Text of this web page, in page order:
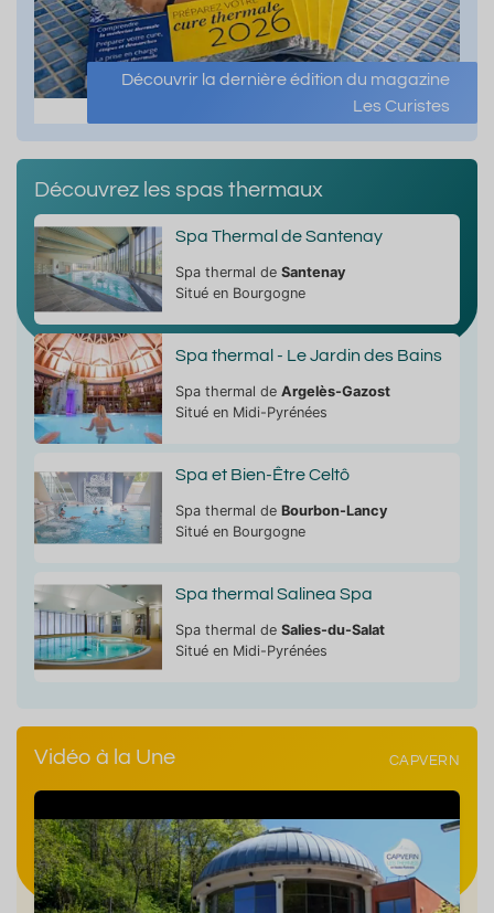
Découvrir la dernière édition du magazine
Les Curistes
Découvrez les spas thermaux
Spa Thermal de Santenay
Spa thermal de Santenay
Situé en Bourgogne
Spa thermal - Le Jardin des Bains
Spa thermal de Argelès-Gazost
Situé en Midi-Pyrénées
Spa et Bien-Être Celtô
Spa thermal de Bourbon-Lancy
Situé en Bourgogne
Spa thermal Salinea Spa
Spa thermal de Salies-du-Salat
Situé en Midi-Pyrénées
Vidéo à la Une CAPVERN